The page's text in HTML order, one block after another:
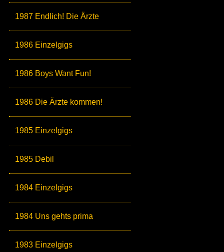
1987 Endlich! Die Ärzte
1986 Einzelgigs
1986 Boys Want Fun!
1986 Die Ärzte kommen!
1985 Einzelgigs
1985 Debil
1984 Einzelgigs
1984 Uns gehts prima
1983 Einzelgigs